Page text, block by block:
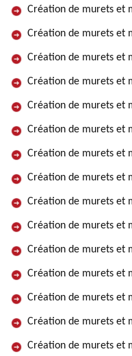
Création de murets et
Création de murets et
Création de murets et
Création de murets et
Création de murets et
Création de murets et
Création de murets et
Création de murets et
Création de murets et
Création de murets et
Création de murets et
Création de murets et
Création de murets et
Création de murets et
Création de murets et